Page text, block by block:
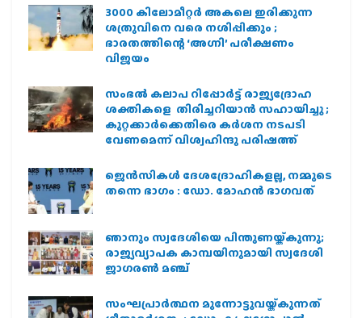
3000 കിലോമീറ്റർ അകലെ ഇരിക്കുന്ന
ശത്രുവിനെ വരെ നശിപ്പിക്കും ;
ഭാരതത്തിന്റെ ‘അഗ്നി’ പരീക്ഷണം
വിജയം
സംഭൽ കലാപ റിപ്പോർട്ട് രാജ്യദ്രോഹ
ശക്തികളെ തിരിച്ചറിയാൻ സഹായിച്ചു ;
കുറ്റക്കാർക്കെതിരെ കർശന നടപടി
വേണമെന്ന് വിശ്വഹിന്ദു പരിഷത്ത്
ജെന്‍സികള്‍ ദേശദ്രോഹികളല്ല, നമ്മുടെ
തന്നെ ഭാഗം : ഡോ. മോഹന്‍ ഭാഗവത്
ഞാനും സ്വദേശിയെ പിന്തുണയ്ക്കുന്നു;
രാജ്യവ്യാപക കാമ്പയിനുമായി സ്വദേശി
ജാഗരണ്‍ മഞ്ച്
സംഘപ്രാര്‍ത്ഥന മുന്നോട്ടുവയ്ക്കുന്നത്